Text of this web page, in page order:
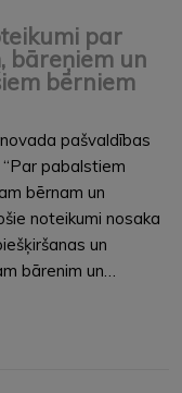
par
bāreņiem un
bērniem
pašvaldības
pabalstiem
bērnam un
noteikumi nosaka
un
bārenim un…